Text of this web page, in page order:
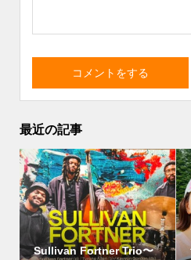
最近の記事
Sullivan Fortner Trio〜